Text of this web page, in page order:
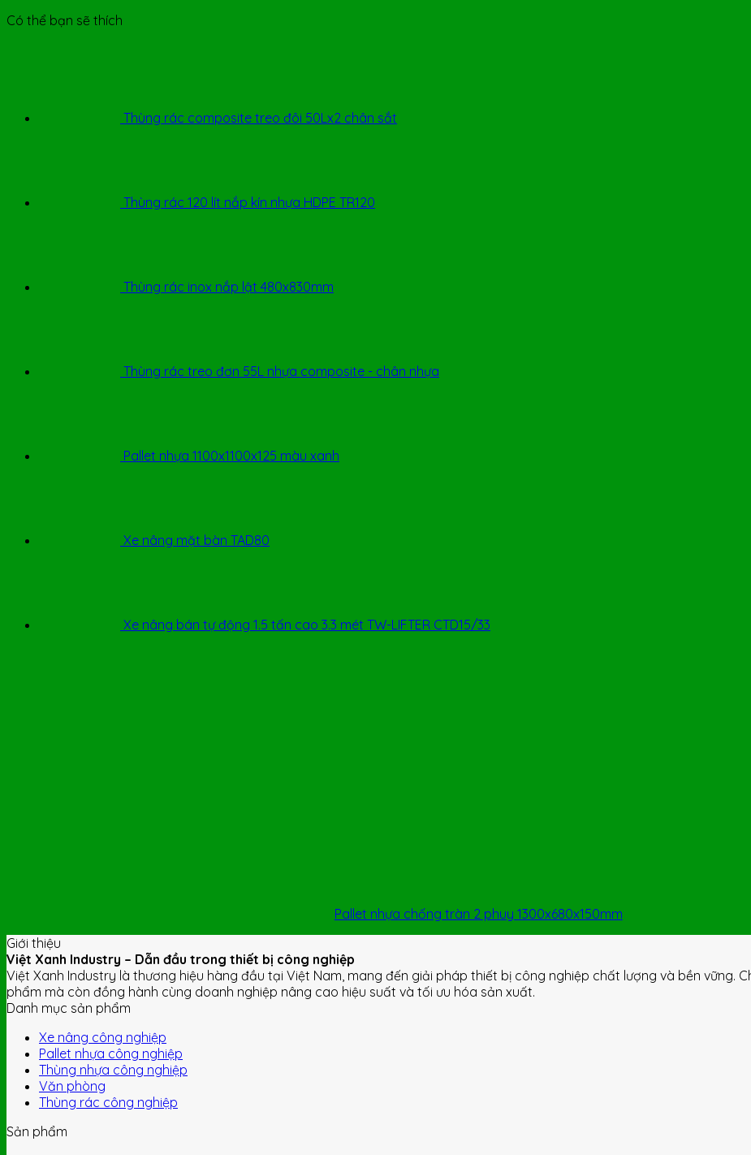
Có thể bạn sẽ thích
Thùng rác composite treo đôi 50Lx2 chân sắt
Thùng rác 120 lít nắp kín nhựa HDPE TR120
Thùng rác inox nắp lật 480x830mm
Thùng rác treo đơn 55L nhựa composite - chân nhựa
Pallet nhựa 1100x1100x125 màu xanh
Xe nâng mặt bàn TAD80
Xe nâng bán tự động 1.5 tấn cao 3.3 mét TW-LIFTER CTD15/33
Pallet nhựa chống tràn 2 phuy 1300x680x150mm
Giới thiệu
Việt Xanh Industry – Dẫn đầu trong thiết bị công nghiệp
Việt Xanh Industry là thương hiệu hàng đầu tại Việt Nam, mang đến giải pháp thiết bị công nghiệp chất lượng và bền vững.
phẩm mà còn đồng hành cùng doanh nghiệp nâng cao hiệu suất và tối ưu hóa sản xuất.
Danh mục sản phẩm
Xe nâng công nghiệp
Pallet nhựa công nghiệp
Thùng nhựa công nghiệp
Văn phòng
Thùng rác công nghiệp
Sản phẩm